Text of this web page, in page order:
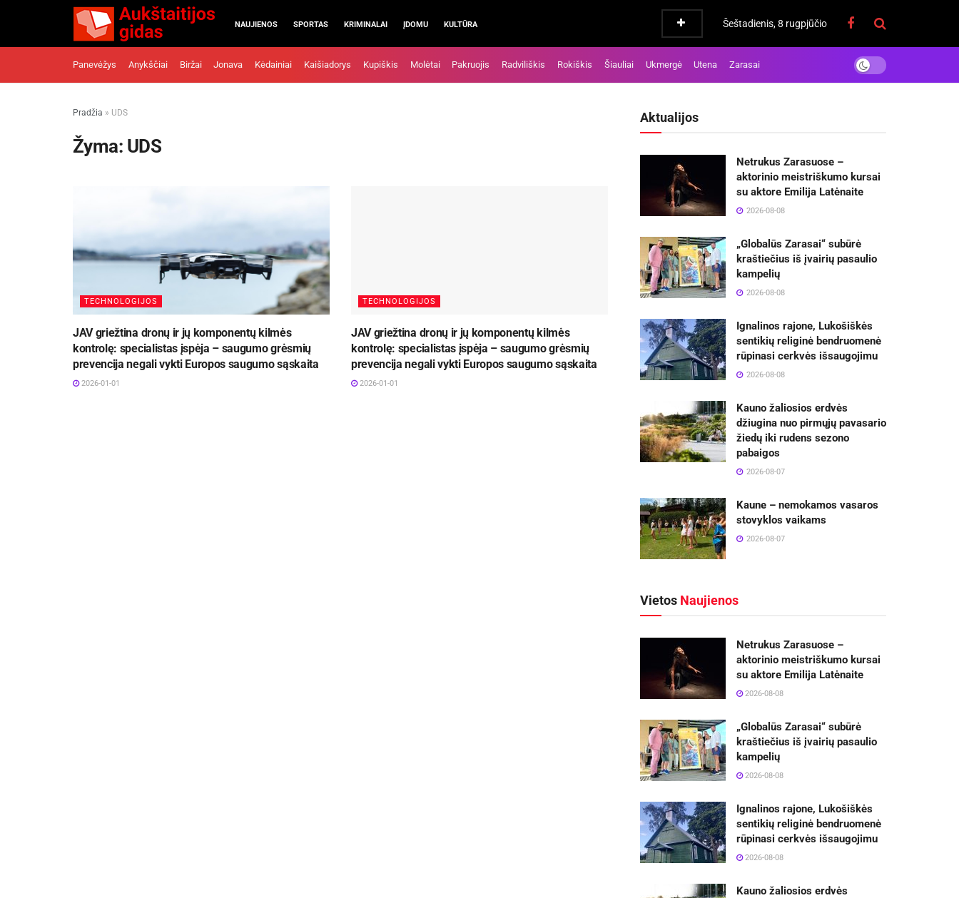
NAUJIENOS SPORTAS KRIMINALAI ĮDOMU KULTŪRA Šeštadienis, 8 rugpjūčio
Panevėžys Anykščiai Biržai Jonava Kėdainiai Kaišiadorys Kupiškis Molėtai Pakruojis Radviliškis Rokiškis Šiauliai Ukmergė Utena Zarasai
Pradžia » UDS
Žyma: UDS
TECHNOLOGIJOS
JAV griežtina dronų ir jų komponentų kilmės
kontrolę: specialistas įspėja – saugumo grėsmių
prevencija negali vykti Europos saugumo sąskaita
2026-01-01
TECHNOLOGIJOS
JAV griežtina dronų ir jų komponentų kilmės
kontrolę: specialistas įspėja – saugumo grėsmių
prevencija negali vykti Europos saugumo sąskaita
2026-01-01
Aktualijos
Netrukus Zarasuose –
aktorinio meistriškumo kursai
su aktore Emilija Latėnaite
2026-08-08
„Globalūs Zarasai“ subūrė
kraštiečius iš įvairių pasaulio
kampelių
2026-08-08
Ignalinos rajone, Lukošiškės
sentikių religinė bendruomenė
rūpinasi cerkvės išsaugojimu
2026-08-08
Kauno žaliosios erdvės
džiugina nuo pirmųjų pavasario
žiedų iki rudens sezono
pabaigos
2026-08-07
Kaune – nemokamos vasaros
stovyklos vaikams
2026-08-07
Vietos Naujienos
Netrukus Zarasuose –
aktorinio meistriškumo kursai
su aktore Emilija Latėnaite
2026-08-08
„Globalūs Zarasai“ subūrė
kraštiečius iš įvairių pasaulio
kampelių
2026-08-08
Ignalinos rajone, Lukošiškės
sentikių religinė bendruomenė
rūpinasi cerkvės išsaugojimu
2026-08-08
Kauno žaliosios erdvės